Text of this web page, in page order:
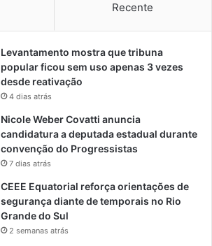
Recente
Levantamento mostra que tribuna
popular ficou sem uso apenas 3 vezes
desde reativação
4 dias atrás
Nicole Weber Covatti anuncia
candidatura a deputada estadual durante
convenção do Progressistas
7 dias atrás
CEEE Equatorial reforça orientações de
segurança diante de temporais no Rio
Grande do Sul
2 semanas atrás